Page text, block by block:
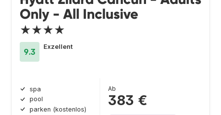
Only - All Inclusive
★★★★
9.3
Exzellent
spa
pool
parken (kostenlos)
Ab
383 €